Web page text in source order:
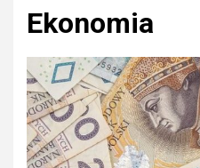
Ekonomia